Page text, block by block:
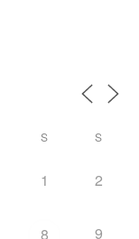
S S
1 2
8 9